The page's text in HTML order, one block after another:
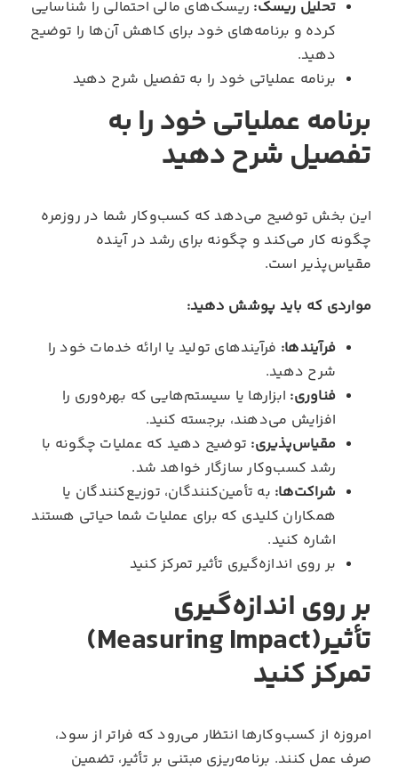
تحلیل ریسک: ریسک‌های مالی احتمالی را شناسایی
کرده و برنامه‌های خود برای کاهش آن‌ها را توضیح
دهید.
برنامه عملیاتی خود را به تفصیل شرح دهید
برنامه عملیاتی خود را به
تفصیل شرح دهید
این بخش توضیح می‌دهد که کسب‌وکار شما در روزمره
چگونه کار می‌کند و چگونه برای رشد در آینده
مقیاس‌پذیر است.
مواردی که باید پوشش دهید:
فرآیندها: فرآیندهای تولید یا ارائه خدمات خود را
شرح دهید.
فناوری: ابزارها یا سیستم‌هایی که بهره‌وری را
افزایش می‌دهند، برجسته کنید.
مقیاس‌پذیری: توضیح دهید که عملیات چگونه با
رشد کسب‌وکار سازگار خواهد شد.
شراکت‌ها: به تأمین‌کنندگان، توزیع‌کنندگان یا
همکاران کلیدی که برای عملیات شما حیاتی هستند
اشاره کنید.
بر روی اندازه‌گیری تأثیر تمرکز کنید
بر روی اندازه‌گیری
تأثیر(Measuring Impact)
تمرکز کنید
امروزه از کسب‌وکارها انتظار می‌رود که فراتر از سود،
صرف عمل کنند. برنامه‌ریزی مبتنی بر تأثیر، تضمین